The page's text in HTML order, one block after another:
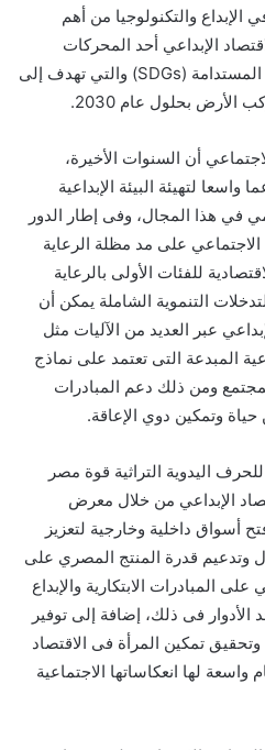
الإبداع والتكنولوجيا من أهم
الإبداعي أحد المحركات
الرئيسية لتحقيق أهداف التنمية المستدامة (SDGs) والتي تهدف إلى
بحلول عام 2030.
أن السنوات الأخيرة،
لتهيئة البيئة الإبداعية
في هذا المجال، وفى إطار الدور
على مد مظلة الرعاية
للفئات الأولى بالرعاية
التنموية الشاملة يمكن أن
عبر العديد من الآليات مثل
المبدعة التى تعتمد على نماذج
ومن ذلك دعم المبادرات
وتمكين دوي الإعاقة.
اليدوية التراثية قوة مصر
الإبداعي من خلال معرض
أسواق داخلية وخارجية لتعزيز
وتدعيم قدرة المنتج المصري على
المبادرات الابتكارية والإبداع
فى ذلك، إضافة إلى توفير
تمكين المرأة فى الاقتصاد
واسعة لها انعكاساتها الاجتماعية